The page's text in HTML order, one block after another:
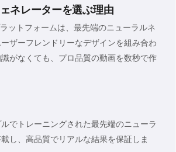
ネレーターを選ぶ理由
ットフォームは、最先端のニューラルネ
ザーフレンドリーなデザインを組み合わ
がなくても、プロ品質の動画を数秒で作
でトレーニングされた最先端のニューラ
し、高品質でリアルな結果を保証しま